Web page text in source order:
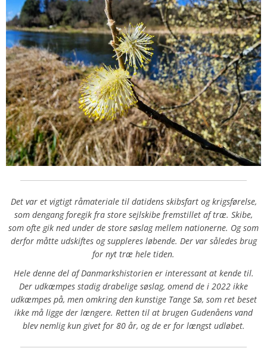
Det var et vigtigt råmateriale til datidens skibsfart og krigsførelse,
som dengang foregik fra store sejlskibe fremstillet af træ. Skibe,
som ofte gik ned under de store søslag mellem nationerne. Og som
derfor måtte udskiftes og suppleres løbende. Der var således brug
for nyt træ hele tiden.
Hele denne del af Danmarkshistorien er interessant at kende til.
Der udkæmpes stadig drabelige søslag, omend de i 2022 ikke
udkæmpes på, men omkring den kunstige Tange Sø, som ret beset
ikke må ligge der længere. Retten til at brugen Gudenåens vand
blev nemlig kun givet for 80 år, og de er for længst udløbet.